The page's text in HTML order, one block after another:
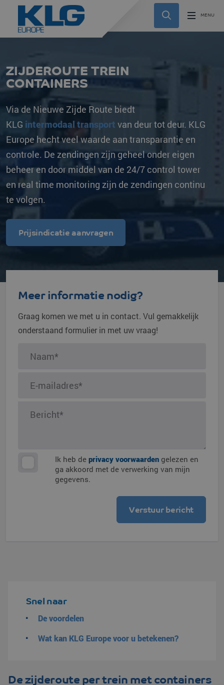
ZIJDEROUTE TREIN
CONTAINERS
Via de Nieuwe Zijde Route biedt
KLG intermodaal transport van deur tot deur. KLG
Europe hecht veel waarde aan transparantie en
controle. De zendingen zijn geheel onder eigen
beheer en door middel van de 24/7 control tower
en real time monitoring zijn de zendingen continu
te volgen.
Prijsindicatie aanvragen
Meer informatie nodig?
Graag komen we met u in contact. Vul gemakkelijk
onderstaand formulier in met uw vraag!
Ik heb de privacy voorwaarden gelezen en
ga akkoord met de verwerking van mijn
gegevens.
Snel naar
De voordelen
Wat kan KLG Europe voor u betekenen?
De zijderoute per trein met containers